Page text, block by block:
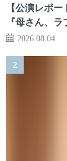
【公演レポ
『母さん、ラ
2026.08.04